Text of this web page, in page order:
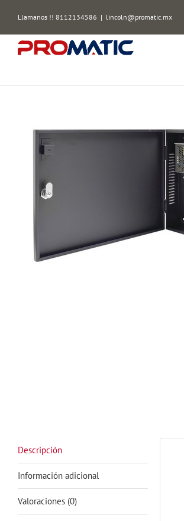
content
Llamanos !! 8112134586 | lincoln@promatic.mx
Descripción
Información adicional
Valoraciones (0)